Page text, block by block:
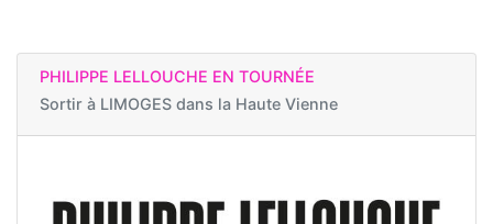
PHILIPPE LELLOUCHE EN TOURNÉE
Sortir à LIMOGES dans la Haute Vienne